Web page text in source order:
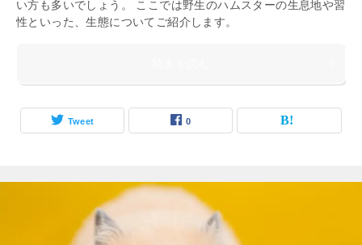
い方も多いでしょう。 ここでは野生のハムスターの生息地や習
性といった、生態についてご紹介します。
Tweet 0